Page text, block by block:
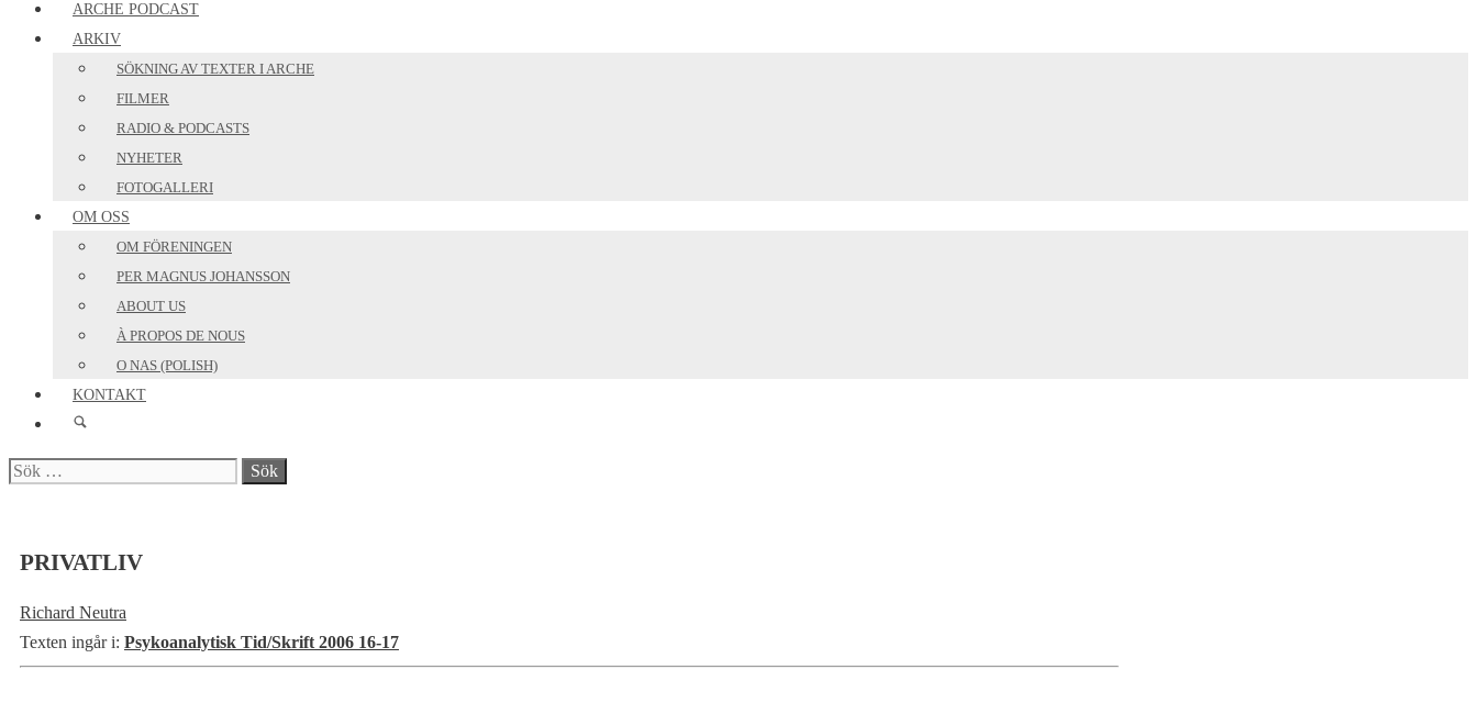
ARCHE PODCAST
ARKIV
SÖKNING AV TEXTER I ARCHE
FILMER
RADIO & PODCASTS
NYHETER
FOTOGALLERI
OM OSS
OM FÖRENINGEN
PER MAGNUS JOHANSSON
ABOUT US
À PROPOS DE NOUS
O NAS (POLISH)
KONTAKT
Sök
PRIVATLIV
Richard Neutra
Texten ingår i: Psykoanalytisk Tid/Skrift 2006 16-17